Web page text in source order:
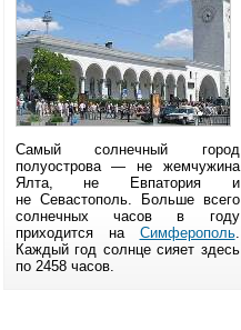
Самый солнечный город
полуострова — не жемчужина
Ялта, не Евпатория и
не Севастополь. Больше всего
солнечных часов в году
приходится на Симферополь.
Каждый год солнце сияет здесь
по 2458 часов.